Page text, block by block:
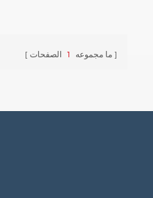
ما مجموعه 1 الصفحات